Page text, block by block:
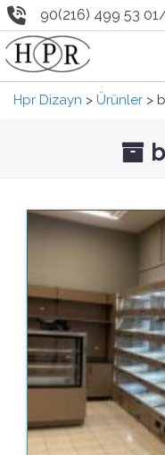
90(216) 499 53
Hpr Dizayn > Ürünler >